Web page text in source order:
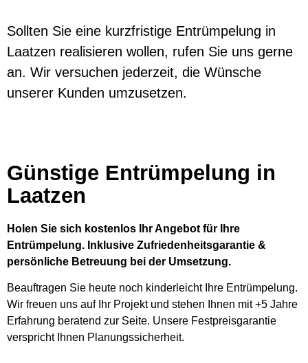
Sollten Sie eine kurzfristige Entrümpelung in
Laatzen realisieren wollen, rufen Sie uns gerne
an. Wir versuchen jederzeit, die Wünsche
unserer Kunden umzusetzen.
Günstige Entrümpelung in
Laatzen
Holen Sie sich kostenlos Ihr Angebot für Ihre
Entrümpelung. Inklusive Zufriedenheitsgarantie &
persönliche Betreuung bei der Umsetzung.
Beauftragen Sie heute noch kinderleicht Ihre Entrümpelung.
Wir freuen uns auf Ihr Projekt und stehen Ihnen mit +5 Jahre
Erfahrung beratend zur Seite. Unsere Festpreisgarantie
verspricht Ihnen Planungssicherheit.